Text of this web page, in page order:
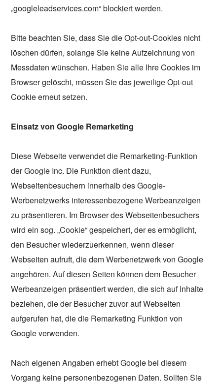
„googleleadservices.com“ blockiert werden.
Bitte beachten Sie, dass Sie die Opt-out-Cookies nicht
löschen dürfen, solange Sie keine Aufzeichnung von
Messdaten wünschen. Haben Sie alle Ihre Cookies im
Browser gelöscht, müssen Sie das jeweilige Opt-out
Cookie erneut setzen.
Einsatz von Google Remarketing
Diese Webseite verwendet die Remarketing-Funktion
der Google Inc. Die Funktion dient dazu,
Webseitenbesuchern innerhalb des Google-
Werbenetzwerks interessenbezogene Werbeanzeigen
zu präsentieren. Im Browser des Webseitenbesuchers
wird ein sog. „Cookie“ gespeichert, der es ermöglicht,
den Besucher wiederzuerkennen, wenn dieser
Webseiten aufruft, die dem Werbenetzwerk von Google
angehören. Auf diesen Seiten können dem Besucher
Werbeanzeigen präsentiert werden, die sich auf Inhalte
beziehen, die der Besucher zuvor auf Webseiten
aufgerufen hat, die die Remarketing Funktion von
Google verwenden.
Nach eigenen Angaben erhebt Google bei diesem
Vorgang keine personenbezogenen Daten. Sollten Sie